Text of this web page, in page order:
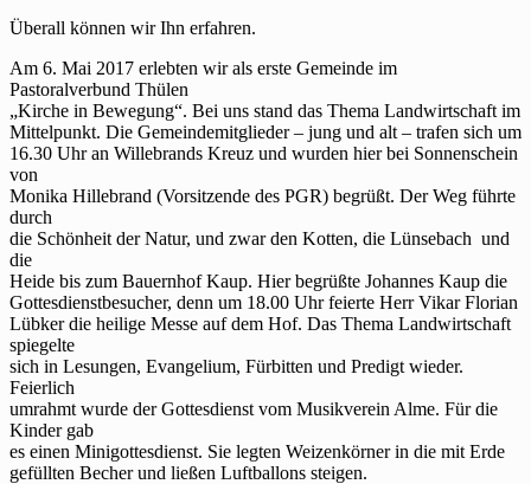
Überall können wir Ihn erfahren.
Am 6. Mai 2017 erlebten wir als erste Gemeinde im
Pastoralverbund Thülen
„Kirche in Bewegung“. Bei uns stand das Thema Landwirtschaft im
Mittelpunkt. Die Gemeindemitglieder – jung und alt – trafen sich um
16.30 Uhr an Willebrands Kreuz und wurden hier bei Sonnenschein
von
Monika Hillebrand (Vorsitzende des PGR) begrüßt. Der Weg führte
durch
die Schönheit der Natur, und zwar den Kotten, die Lünsebach und
die
Heide bis zum Bauernhof Kaup. Hier begrüßte Johannes Kaup die
Gottesdienstbesucher, denn um 18.00 Uhr feierte Herr Vikar Florian
Lübker die heilige Messe auf dem Hof. Das Thema Landwirtschaft
spiegelte
sich in Lesungen, Evangelium, Fürbitten und Predigt wieder.
Feierlich
umrahmt wurde der Gottesdienst vom Musikverein Alme. Für die
Kinder gab
es einen Minigottesdienst. Sie legten Weizenkörner in die mit Erde
gefüllten Becher und ließen Luftballons steigen.